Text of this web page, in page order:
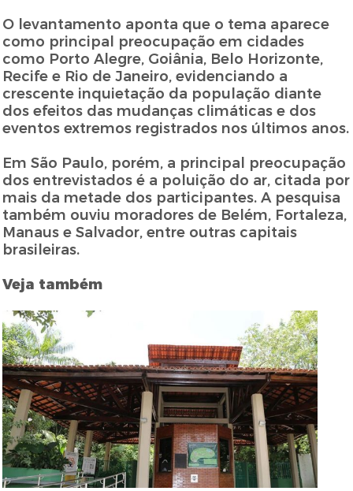
O levantamento aponta que o tema aparece
como principal preocupação em cidades
como Porto Alegre, Goiânia, Belo Horizonte,
Recife e Rio de Janeiro, evidenciando a
crescente inquietação da população diante
dos efeitos das mudanças climáticas e dos
eventos extremos registrados nos últimos anos.
Em São Paulo, porém, a principal preocupação
dos entrevistados é a poluição do ar, citada por
mais da metade dos participantes. A pesquisa
também ouviu moradores de Belém, Fortaleza,
Manaus e Salvador, entre outras capitais
brasileiras.
Veja também